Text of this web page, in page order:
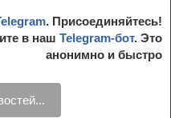
. Присоединяйтесь!
в наш Telegram-бот. Это
анонимно и быстро